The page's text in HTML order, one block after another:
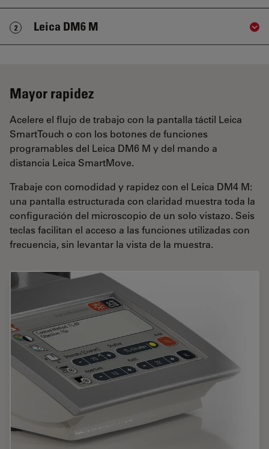
2 Leica DM6 M
Mayor rapidez
Acelere el flujo de trabajo con la pantalla táctil Leica
SmartTouch o con los botones de funciones
programables del Leica DM6 M y del mando a
distancia Leica SmartMove.
Trabaje con comodidad y rapidez con el Leica DM4 M:
una pantalla estructurada con claridad muestra toda la
configuración del microscopio de un solo vistazo. Seis
teclas facilitan el acceso a las funciones utilizadas con
frecuencia, sin levantar la vista de la muestra.